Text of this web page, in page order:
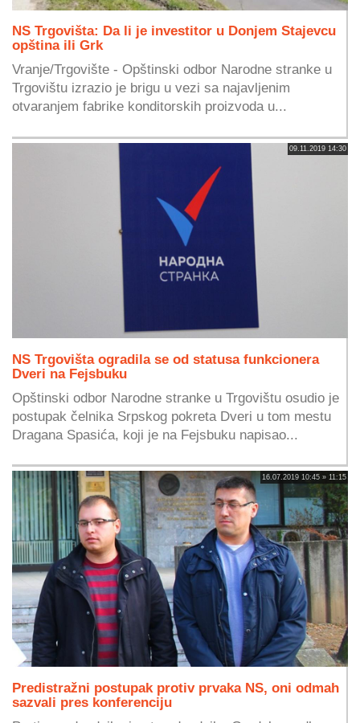
NS Trgovišta: Da li je investitor u Donjem Stajevcu
opština ili Grk
Vranje/Trgovište - Opštinski odbor Narodne stranke u
Trgovištu izrazio je brigu u vezi sa najavljenim
otvaranjem fabrike konditorskih proizvoda u...
09.11.2019 14:30
NS Trgovišta ogradila se od statusa funkcionera
Dveri na Fejsbuku
Opštinski odbor Narodne stranke u Trgovištu osudio je
postupak čelnika Srpskog pokreta Dveri u tom mestu
Dragana Spasića, koji je na Fejsbuku napisao...
16.07.2019 10:45 » 11:15
Predistražni postupak protiv prvaka NS, oni odmah
sazvali pres konferenciju